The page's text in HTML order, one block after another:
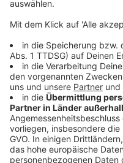
Weitere
Anzeige
Neben der neuen
Reformplan
vor. Bürokratie soll
ausgebaut und Abläufe
Praxisstrukturen
werden. Auch das
neu ausgerichtet